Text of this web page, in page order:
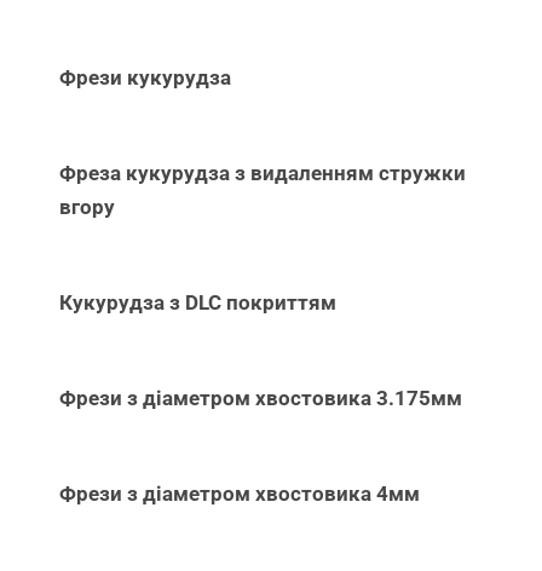
Фрези кукурудза
Фреза кукурудза з видаленням стружки
вгору
Кукурудза з DLC покриттям
Фрези з діаметром хвостовика 3.175мм
Фрези з діаметром хвостовика 4мм